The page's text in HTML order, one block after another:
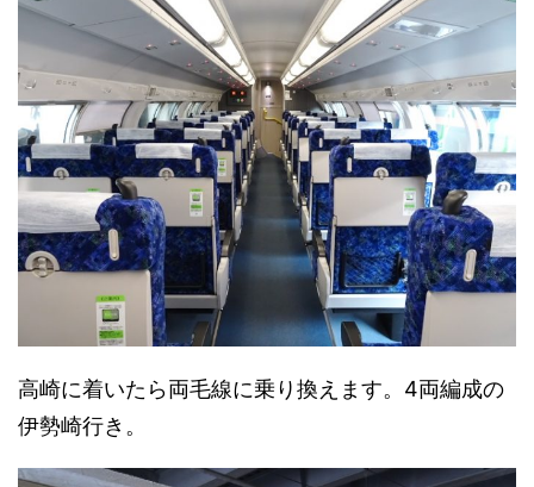
高崎に着いたら両毛線に乗り換えます。4両編成の
伊勢崎行き。